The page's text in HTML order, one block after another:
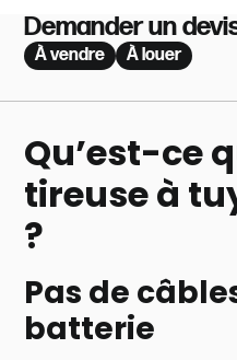
Demander un
À vendre À louer
Qu’est-ce
tireuse à
?
Pas de
batterie